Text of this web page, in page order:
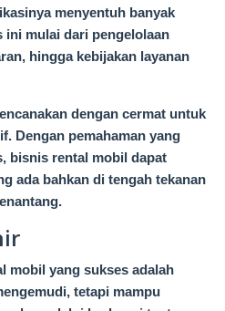
menyentuh banyak
ini mulai dari pengelolaan
hingga kebijakan layanan
dengan cermat untuk
Dengan pemahaman yang
bisnis rental mobil dapat
ada bahkan di tengah tekanan
mobil yang sukses adalah
tetapi mampu